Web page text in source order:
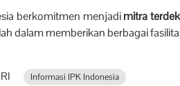
berkomitmen menjadimitra
dalam memberikan berbagai
Informasi IPK Indonesia